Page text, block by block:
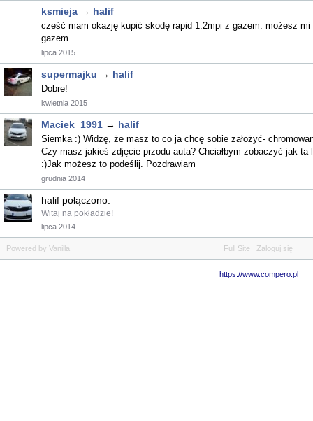
ksmieja → halif
cześć mam okazję kupić skodę rapid 1.2mpi z gazem. możesz
gazem.
lipca 2015
supermajku → halif
Dobre!
kwietnia 2015
Maciek_1991 → halif
Siemka :) Widzę, że masz to co ja chcę sobie założyć-
Czy masz jakieś zdjęcie przodu auta? Chciałbym zobaczyć jak ta
:)Jak możesz to podeślij. Pozdrawiam
grudnia 2014
halif połączono.
Witaj na pokładzie!
lipca 2014
Full Site Zaloguj się
https://www.compero.pl
Powered by Vanilla